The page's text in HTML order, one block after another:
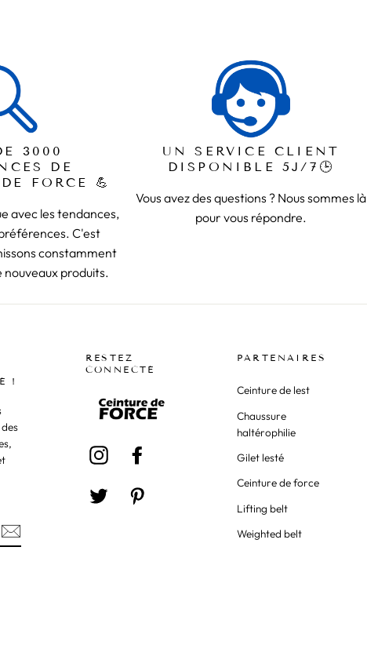
3000
DE
FORCE 💪
avec les tendances,
C'est
constamment
produits.
UN SERVICE CLIENT
DISPONIBLE 5J/7🕒
Vous avez des questions ? Nous sommes là
pour vous répondre.
!
RESTEZ
CONNECTÉ
Instagram
Twitter
PARTENAIRES
Ceinture de lest
Chaussure
haltérophilie
Gilet lesté
Ceinture de force
Lifting belt
Weighted belt